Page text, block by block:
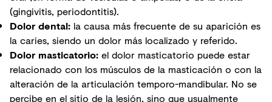
(gingivitis, periodontitis).
Dolor dental: la causa más frecuente de su aparición es
la caries, siendo un dolor más localizado y referido.
Dolor masticatorio: el dolor masticatorio puede estar
relacionado con los músculos de la masticación o con la
alteración de la articulación temporo-mandibular. No se
percibe en el sitio de la lesión, sino que usualmente